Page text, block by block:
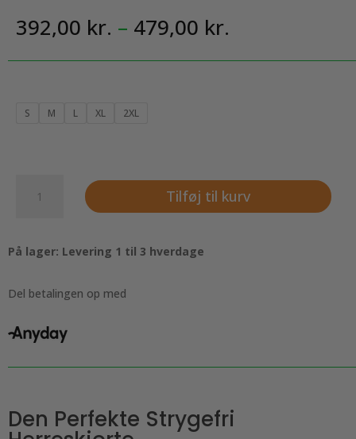
392,00 kr. – 479,00 kr.
til
S M L XL 2XL
herreskjorte
blå,
fra
SEAS,
modern
antal
Tilføj til kurv
På lager: Levering 1 til 3 hverdage
Del betalingen op med
Den Perfekte Strygefri